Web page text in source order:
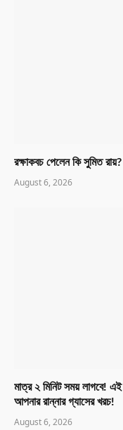
রক্ষাকবচ পেলেন কি সুমিত
August 6, 2026
মাত্র ২ মিনিট সময় লাগবে!
আপনার রান্নার গ্যাসের খরচ!
August 6, 2026